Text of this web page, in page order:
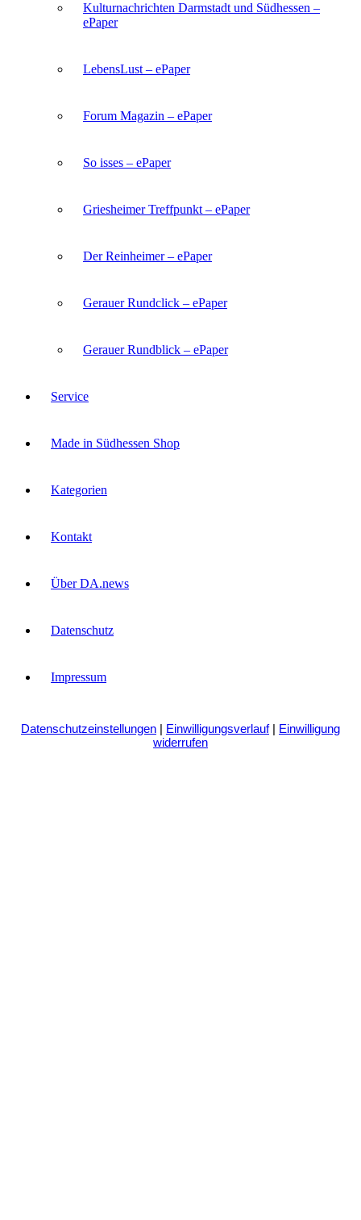
Kulturnachrichten Darmstadt und Südhessen –
ePaper
LebensLust – ePaper
Forum Magazin – ePaper
So isses – ePaper
Griesheimer Treffpunkt – ePaper
Der Reinheimer – ePaper
Gerauer Rundclick – ePaper
Gerauer Rundblick – ePaper
Service
Made in Südhessen Shop
Kategorien
Kontakt
Über DA.news
Datenschutz
Impressum
Datenschutzeinstellungen | Einwilligungsverlauf| Einwilligung
widerrufen